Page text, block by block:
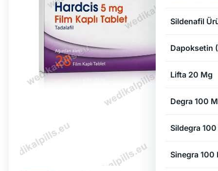
Sildenafil
Dapoksetin
Lifta 20 Mg
Degra 100
Sildegra
Sinegra 100